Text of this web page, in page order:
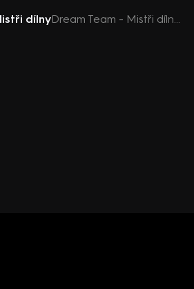
dílny Dream Team - Mistři dílny (1) - Premiéra